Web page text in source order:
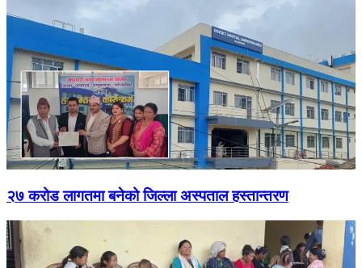
२७ करोड लागतमा बनेको जिल्ला अस्पताल हस्तान्तरण